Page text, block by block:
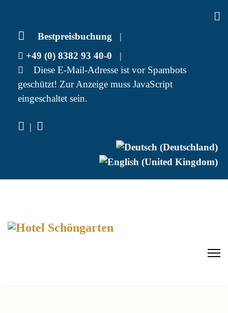
Bestpreisbuchung |
+49 (0) 8382 93 40-0
|
Diese E-Mail-Adresse ist vor Spambots
geschützt! Zur Anzeige muss JavaScript
eingeschaltet sein.
|